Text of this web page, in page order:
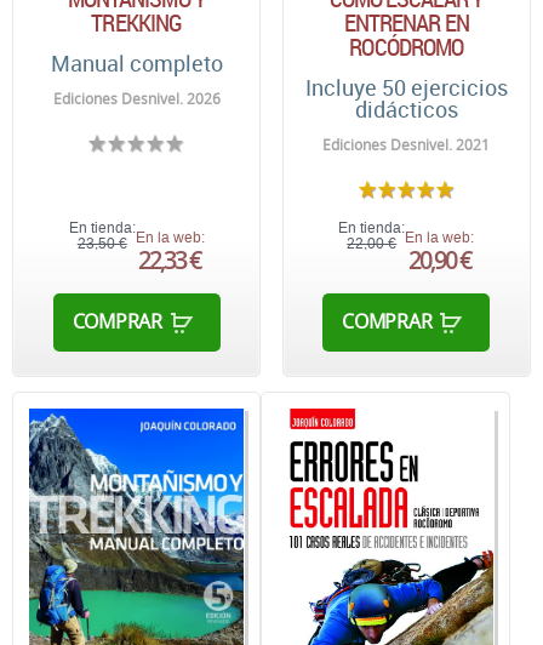
TREKKING
Manual completo
Ediciones Desnivel. 2026
En tienda:
23,50 € En la web:
22,33 €
COMPRAR
ENTRENAR EN
ROCÓDROMO
Incluye 50 ejercicios
didácticos
Ediciones Desnivel. 2021
En tienda:
22,00 €
En la web:
20,90 €
COMPRAR